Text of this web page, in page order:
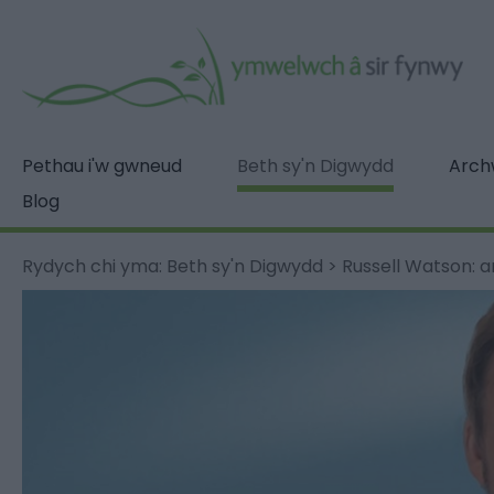
Pethau i'w gwneud Beth sy'n Digwydd
Blog
Rydych chi yma: Beth sy'n Digwydd > Russell Watson: